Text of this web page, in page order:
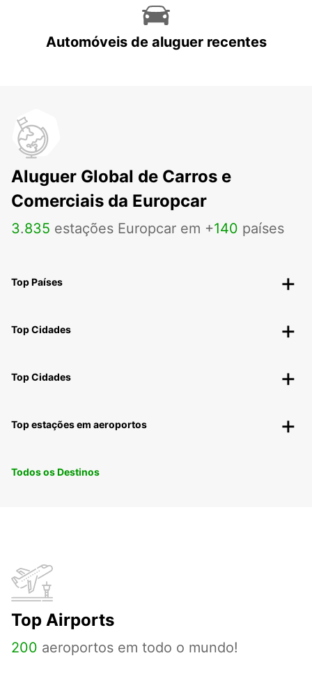
Automóveis de aluguer recentes
Aluguer Global de Carros e
Comerciais da Europcar
3.835 estações Europcar em +140 países
Top Países
Top Cidades
Top Cidades
Top estações em aeroportos
Todos os Destinos
Top Airports
200 aeroportos em todo o mundo!